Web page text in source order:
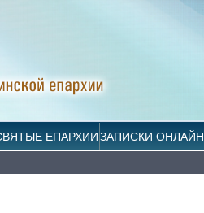
ЕПАРХИИЗАПИСКИ ОНЛАЙН